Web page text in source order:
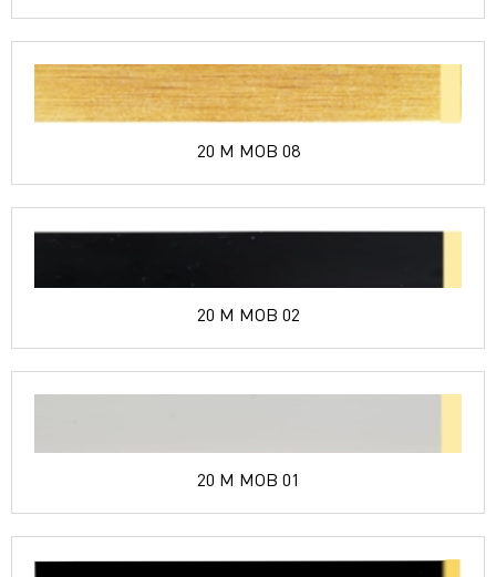
20 M MOB 08
20 M MOB 02
20 M MOB 01